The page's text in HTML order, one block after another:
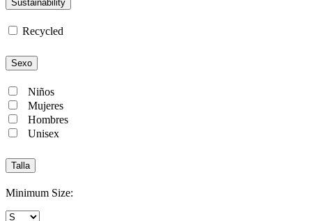
Sustainability
Recycled
Sexo
Niños
Mujeres
Hombres
Unisex
Talla
Minimum Size: